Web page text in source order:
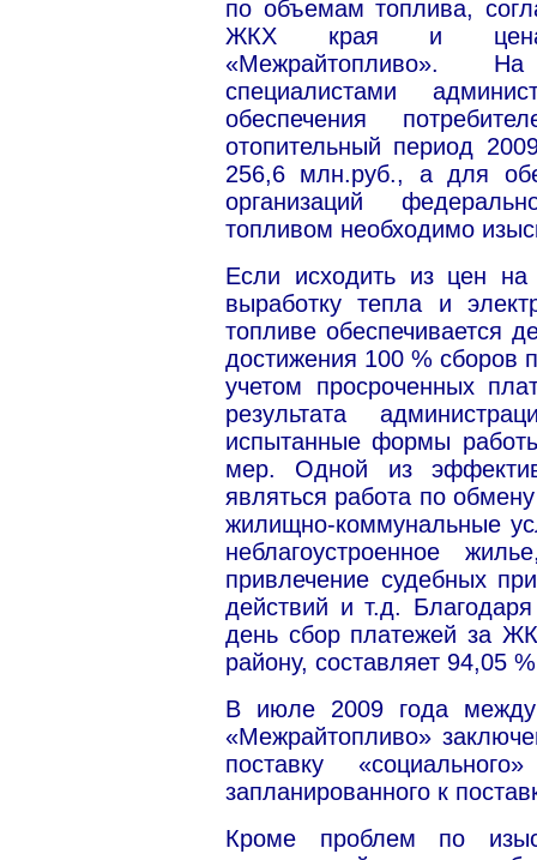
по объемам топлива,
ЖКХ края и
«Межрайтопливо».
специалистами
обеспечения
отопительный период
256,6 млн.руб., а для
организаций
топливом необходимо
Если исходить из цен
выработку тепла и
топливе обеспечивается
достижения 100 % сборов
учетом просроченных
результата
испытанные формы
мер. Одной из
являться работа по
жилищно-коммунальные
неблагоустроенное
привлечение судебных
действий и т.д.
день сбор платежей за
району, составляет 94,05
В июле 2009 года
«Межрайтопливо»
поставку
запланированного к
Кроме проблем по